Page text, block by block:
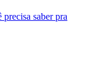
saber pra